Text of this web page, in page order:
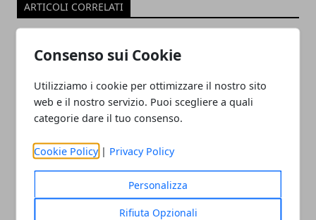
Consenso sui Cookie
Utilizziamo i cookie per ottimizzare il nostro sito
web e il nostro servizio. Puoi scegliere a quali
categorie dare il tuo consenso.
Cookie Policy | Privacy Policy
Personalizza
Rifiuta Opzionali
ARTICOLI CORRELATI
Internet telefonia mobile: ecco alcuni
utili consigli per scegliere la migliore
offerta